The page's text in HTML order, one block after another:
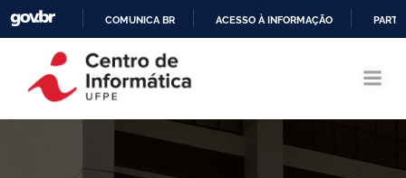
CONTEÚDO
COMUNICA BR ACESSO À INFORMAÇÃO